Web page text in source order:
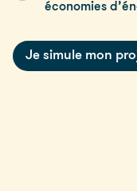
économies
Je simule mon